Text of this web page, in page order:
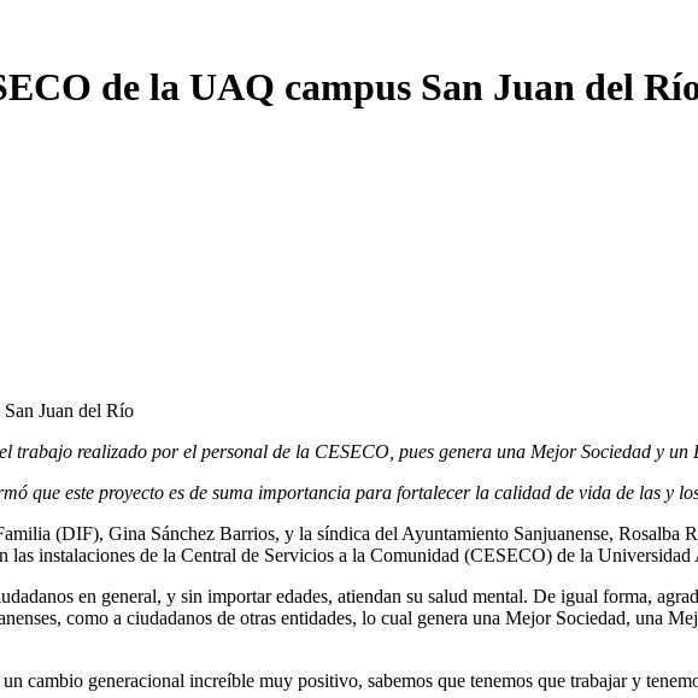
de la UAQ campus San Juan del
Juan del Río
realizado por el personal de la CESECO, pues genera una Mejor Sociedad y un
que este proyecto es de suma importancia para fortalecer la calidad de vida de las y
(DIF), Gina Sánchez Barrios, y la síndica del Ayuntamiento Sanjuanense, Rosalba
instalaciones de la Central de Servicios a la Comunidad (CESECO) de la
en general, y sin importar edades, atiendan su salud mental. De igual forma,
como a ciudadanos de otras entidades, lo cual genera una Mejor Sociedad, una
cambio generacional increíble muy positivo, sabemos que tenemos que trabajar y